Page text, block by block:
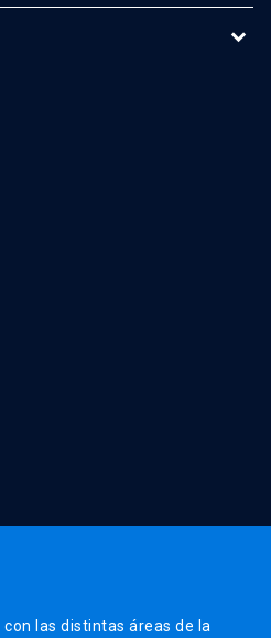
las distintas áreas de la